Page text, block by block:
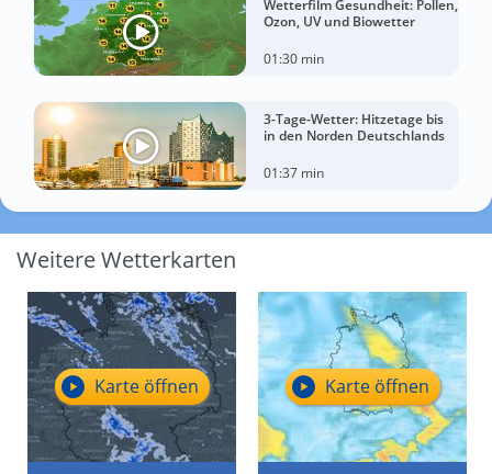
Wetterfilm Gesundheit: Pollen,
Ozon, UV und Biowetter
01:30 min
3-Tage-Wetter: Hitzetage bis
in den Norden Deutschlands
01:37 min
Weitere Wetterkarten
Karte öffnen Karte öffnen